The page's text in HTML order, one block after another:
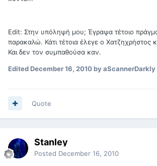
Edit: Στην υπόληψή μου; Έγραψα τέτοιο
παρακαλώ. Κάτι τέτοια έλεγε ο Χατζηχρήστος
Και δεν τον συμπαθούσα καν.
EditedDecember 16, 2010by aScannerDarkly
Quote
Stanley
Posted December 16, 2010